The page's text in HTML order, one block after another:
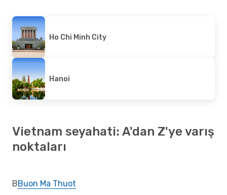
Ho Chi Minh City
Hanoi
Vietnam seyahati: A'dan Z'ye varış
noktaları
BBuon Ma Thuot